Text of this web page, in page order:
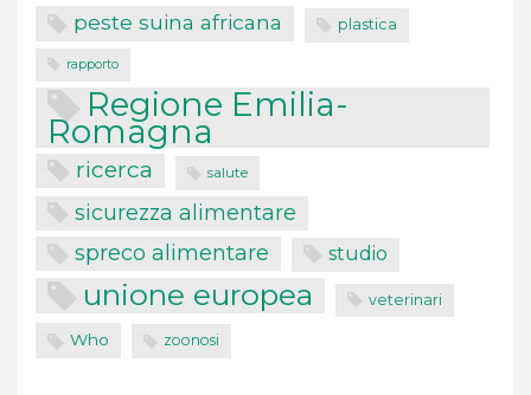
peste suina africana plastica
rapporto
Regione Emilia-
Romagna
ricerca salute
sicurezza alimentare
spreco alimentare studio
unione europea veterinari
Who zoonosi